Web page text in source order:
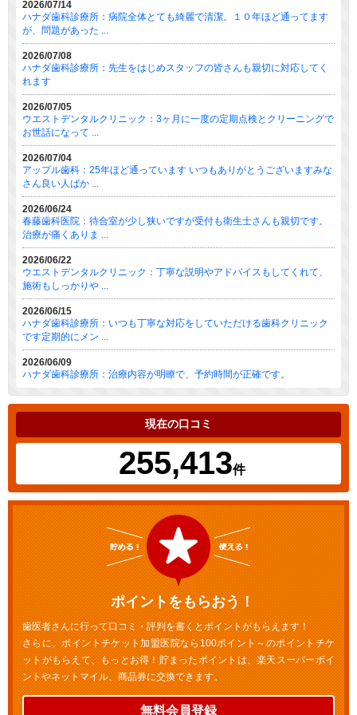
2026/07/14
ハナダ歯科診療所：病院全体とても綺麗で清潔。１０年ほど通ってます
が、問題があった ...
2026/07/08
ハナダ歯科診療所：先生をはじめスタッフの皆さんも親切に対応してく
れます
2026/07/05
ウエストデンタルクリニック：3ヶ月に一度の定期点検とクリーニングで
お世話になって ...
2026/07/04
アップル歯科：25年ほど通っています いつもありがとうございますみな
さん良い人ばか ...
2026/06/24
春藤歯科医院：待合室が少し狭いですが受付も衛生士さんも親切です。
治療が痛くありま ...
2026/06/22
ウエストデンタルクリニック：丁寧な説明やアドバイスもしてくれて、
施術もしっかりや ...
2026/06/15
ハナダ歯科診療所：いつも丁寧な対応をしていただける歯科クリニック
です定期的にメン ...
2026/06/09
ハナダ歯科診療所：治療内容が明瞭で、予約時間が正確です。
現在の口コミ
255,413件
ポイントをもらおう！
歯医者さんに行って口コミ・評判を書くとポイントがもらえます！
さらに、ポイントチケット加盟医院なら100ポイント～のポイントチケ
ットがもらえて、もっとお得！貯まったポイントは、楽天スーパーポイ
ントやネットマイル、商品券に交換できます。
無料会員登録